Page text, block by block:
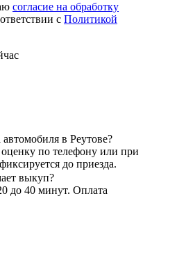
согласие на обработку
с Политикой
в Реутове?
по телефону или при
до приезда.
выкуп?
до 40 минут. Оплата